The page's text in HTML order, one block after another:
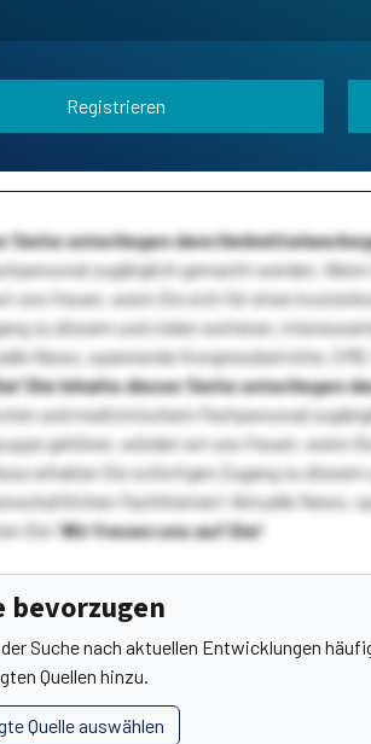
Registrieren
Seite unterliegen dem
zugänglich gemacht werden.
uns freuen, wenn Sie sich für einen
zu diesem und vielen weiteren,
News, spannende Kongressberichte,
Die Inhalte dieser Seite unterliegen
und medizinischem Fachpersonal
gehören, würden wir uns freuen, wenn
erhalten Sie sofortigen Zugang zu
Fachthemen! Aktuelle News,
Sie!Wir freuen uns auf Sie!
bevorzugen
Suche nach aktuellen Entwicklungen
Quellen hinzu.
Quelle auswählen